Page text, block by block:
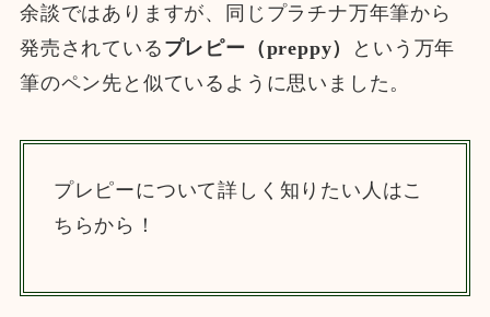
余談ではありますが、同じプラチナ万年筆から
発売されている プレピー（preppy）
という万年
筆のペン先と似ているように思いました。
プレピーについて詳しく知りたい人はこ
ちらから！